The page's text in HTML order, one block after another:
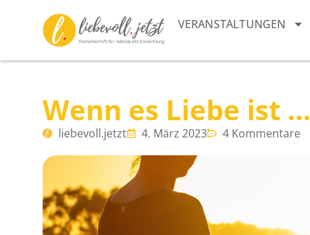
VERANSTALTUNGEN
Wenn es Liebe ist …
liebevoll.jetzt 4. März 2023 4 Kommentare